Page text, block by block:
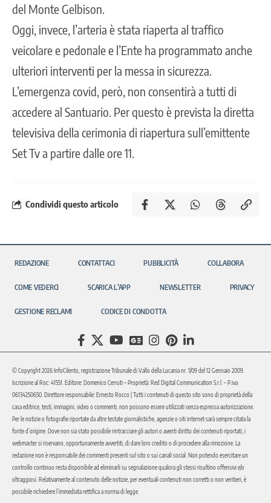
del Monte Gelbison.
Oggi, invece, l’arteria è stata riaperta al traffico
veicolare e pedonale e l’Ente ha programmato anche
ulteriori interventi per la messa in sicurezza.
L’emergenza covid, però, non consentirà a tutti di
accedere al Santuario. Per questo è prevista la diretta
televisiva della cerimonia di riapertura sull’emittente
Set Tv a partire dalle ore 11.
Condividi questo articolo
REDAZIONE CONTATTACI PUBBLICITÀ COLLABORA
COME VEDERCI SCARICA L’APP NEWSLETTER PRIVACY
GESTIONE RECLAMI CODICE DI CONDOTTA
© Copyright 2026 InfoCilento, registrazione Tribunale di Vallo della Lucania nr. 1/09 del 12 Gennaio 2009.
Iscrizione al Roc: 41551. Editore: Domenico Cerruti – Proprietà: Red Digital Communication S.r.l. – P.iva
06134250650. Direttore responsabile: Ernesto Rocco | Tutti i contenuti di questo sito sono di proprietà della
casa editrice, testi, immagini, video o commenti, non possono essere utilizzati senza espressa autorizzazione.
Per le notizie o fotografie riportate da altre testate giornalistiche, agenzie o siti internet sarà sempre citata la
fonte d’origine. Dove non sia stato possibile rintracciare gli autori o aventi diritto dei contenuti riportati, i
webmaster si riservano, opportunamente avvertiti, di dare loro credito o di procedere alla rimozione. La
redazione non è responsabile dei commenti presenti sul sito o sui canali social. Non potendo esercitare un
controllo continuo resta disponibile ad eliminarli su segnalazione qualora gli stessi risultino offensivi e/o
oltraggiosi. Relativamente al contenuto delle notizie, per eventuali contenuti non corretti o non veritieri, è
possibile richiedere l’immediata rettifica a norma di legge.